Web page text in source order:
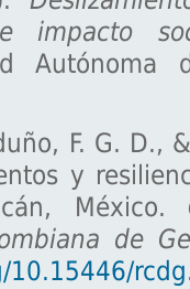
impacto
Autónoma
F. G. D.,
y
México.
de
10.15446/